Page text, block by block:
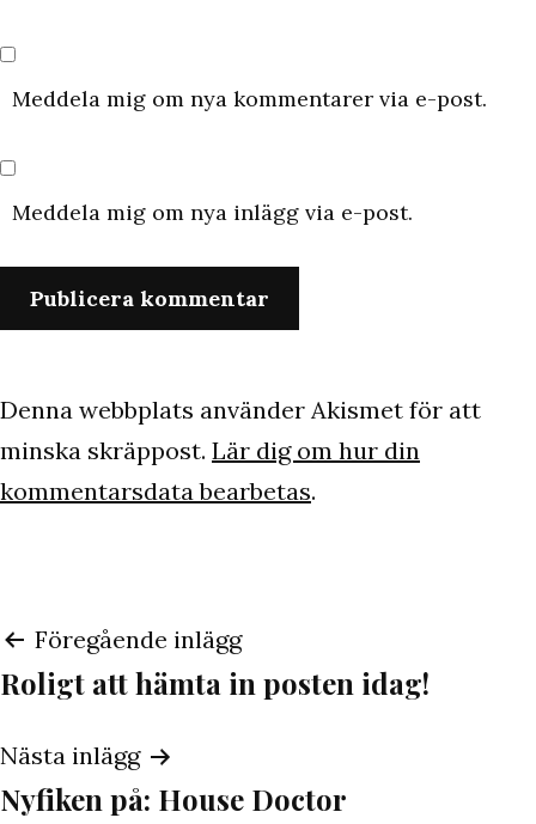
Meddela mig om nya kommentarer via e-post.
Meddela mig om nya inlägg via e-post.
Denna webbplats använder Akismet för att
minska skräppost. Lär dig om hur din
kommentarsdata bearbetas.
Inläggsnavigering
Föregående inlägg
Roligt att hämta in posten idag!
Nästa inlägg
Nyfiken på: House Doctor